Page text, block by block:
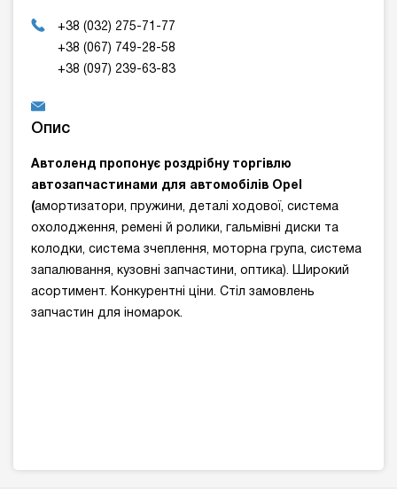
+38 (032) 275-71-77
+38 (067) 749-28-58
+38 (097) 239-63-83
Опис
Автоленд пропонує роздрібн уторгівл ю
автозапчастинами для автомобілів Opel
(амортизатори, пружини, деталі ходової, система
охолодження, ремені й ролики, гальмівні диски та
колодки, система зчеплення, моторна група, система
запалювання, кузовні запчастини, оптика). Широкий
асортимент. Конкурентні ціни. Стіл замовлень
запчастин для іномарок.